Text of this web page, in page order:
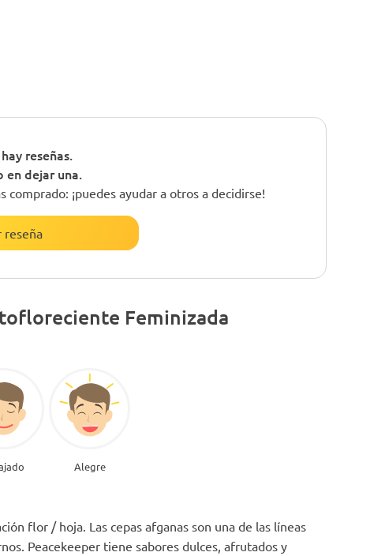
reseñas.
en dejar una.
¡puedes ayudar a otros a decidirse!
reseña
Feminizada
Alegre
flor / hoja. Las cepas afganas son una de las líneas
Peacekeeper tiene sabores dulces, afrutados y